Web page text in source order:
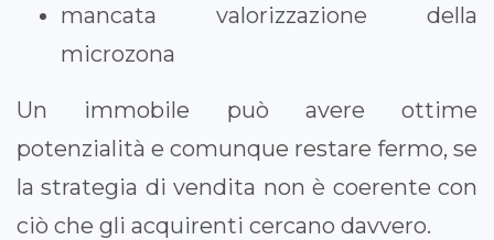
mancata valorizzazione della
microzona
Un immobile può avere ottime
potenzialità e comunque restare fermo, se
la strategia di vendita non è coerente con
ciò che gli acquirenti cercano davvero.